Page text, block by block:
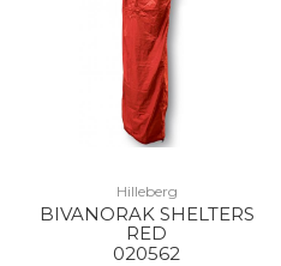
Hilleberg
BIVANORAK SHELTERS
RED
020562